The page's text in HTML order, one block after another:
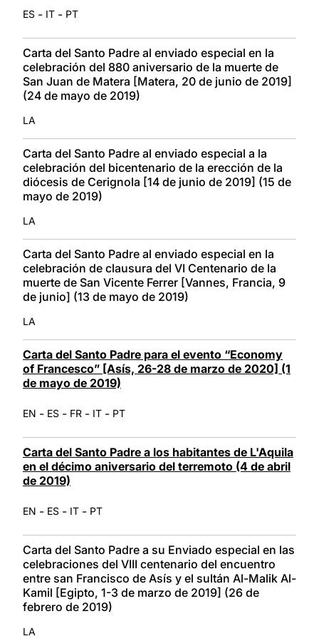
ES - IT - PT
Carta del Santo Padre al enviado especial en la
celebración del 880 aniversario de la muerte de
San Juan de Matera [Matera, 20 de junio de 2019]
(24 de mayo de 2019)
LA
Carta del Santo Padre al enviado especial a la
celebración del bicentenario de la erección de la
diócesis de Cerignola [14 de junio de 2019] (15 de
mayo de 2019)
LA
Carta del Santo Padre al enviado especial en la
celebración de clausura del VI Centenario de la
muerte de San Vicente Ferrer [Vannes, Francia, 9
de junio] (13 de mayo de 2019)
LA
Carta del Santo Padre para el evento “Economy
of Francesco” [Asís, 26-28 de marzo de 2020] (1
de mayo de 2019)
EN - ES - FR - IT - PT
Carta del Santo Padre a los habitantes de L'Aquila
en el décimo aniversario del terremoto (4 de abril
de 2019)
EN - ES - IT - PT
Carta del Santo Padre a su Enviado especial en las
celebraciones del VIII centenario del encuentro
entre san Francisco de Asís y el sultán Al-Malik Al-
Kamil [Egipto, 1-3 de marzo de 2019] (26 de
febrero de 2019)
LA